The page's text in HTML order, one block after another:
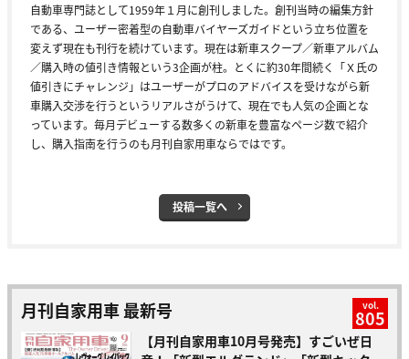
自動車専門誌として1959年１月に創刊しました。創刊当時の編集方針
である、ユーザー密着型の自動車バイヤーズガイドという立ち位置を
変えず現在も刊行を続けています。現在は新車スクープ／新車アルバム
／購入時の値引き情報という3企画が柱。とくに約30年間続く「Ｘ氏の
値引きにチャレンジ」はユーザーがプロのアドバイスを受けながら新
車購入交渉を行うというリアルさがうけて、現在でも人気の企画とな
っています。毎月デビューする数多くの新車を豊富なページ数で紹介
し、購入指南を行うのも月刊自家用車ならではです。
投稿一覧へ
月刊自家用車 最新号 vol.
805
【月刊自家用車10月号発売】すごいぜ日